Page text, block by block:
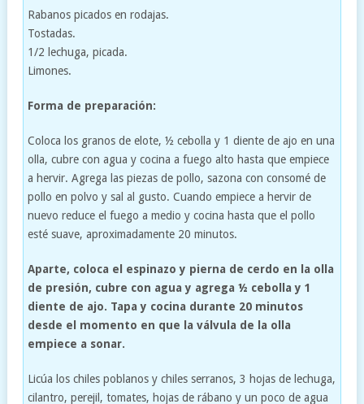
Rabanos picados en rodajas.
Tostadas.
1/2 lechuga, picada.
Limones.
Forma de preparación:
Coloca los granos de elote, ½ cebolla y 1 diente de ajo en una
olla, cubre con agua y cocina a fuego alto hasta que empiece
a hervir. Agrega las piezas de pollo, sazona con consomé de
pollo en polvo y sal al gusto. Cuando empiece a hervir de
nuevo reduce el fuego a medio y cocina hasta que el pollo
esté suave, aproximadamente 20 minutos.
Aparte, coloca el espinazo y pierna de cerdo en la olla
de presión, cubre con agua y agrega ½ cebolla y 1
diente de ajo. Tapa y cocina durante 20 minutos
desde el momento en que la válvula de la olla
empiece a sonar.
Licúa los chiles poblanos y chiles serranos, 3 hojas de lechuga,
cilantro, perejil, tomates, hojas de rábano y un poco de agua